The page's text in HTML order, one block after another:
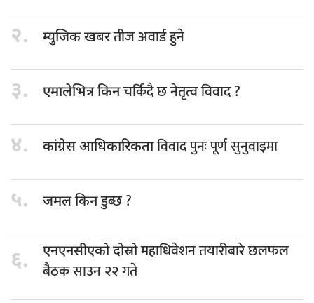
२. म्युजिक खबरतीज अवार्ड हुने
३. एमालेभित्र किनचर्किंदै छ नेतृत्व विवाद ?
४. कांग्रेस आधिकारिकताविवाद पुनः पूर्ण सुनुवाइमा
५. जमल किनडुब्छ ?
६. एनएनसीएको दोस्रोमहाधिवेशन तयारीबारे छलफल
बैठक साउन २२ गते